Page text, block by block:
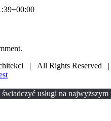
| All Rights Reserved |
usługi na